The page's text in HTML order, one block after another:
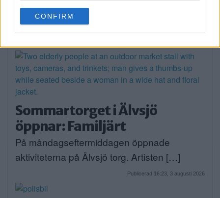
use your data for below specified purposes in below Google
consent section.
CONFIRM
del av […]
Sommartorget i Älvsjö
öppnar: Familjärt
På måndagseftermiddagen öppnade
aktiviteterna på Älvsjö torg. Artisten […]
Publicerad 16:23, 3 augusti 2026